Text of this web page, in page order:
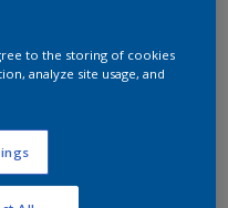
dit product online
de gaten, we werken
te vullen.
to the storing of cookies
analyze site usage, and